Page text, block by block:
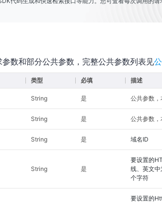
数和部分公共参数，完整公共参数列表见
类型 必填 描述
String 是 公共参数
String 是 公共参数
String 是 域名ID
String 是
要设置的
线、英文
个字符
要设置的